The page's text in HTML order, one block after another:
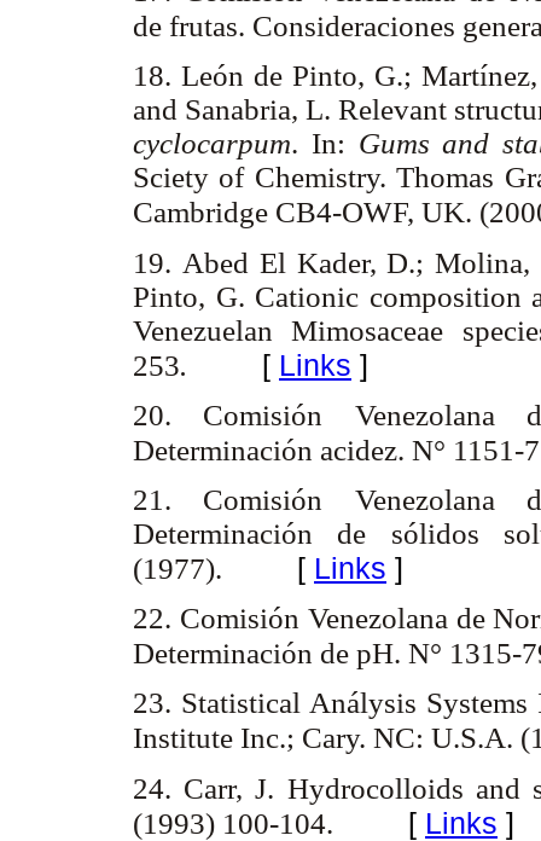
de frutas. Consideraciones
18. León de Pinto, G.;
and Sanabria, L. Relevant
cyclocarpum. In: Gums and
Sciety of Chemistry. Thomas
Cambridge CB4-OWF, UK.
19. Abed El Kader, D.;
Pinto, G. Cationic composition
Venezuelan Mimosaceae
253. [ Links ]
20. Comisión Venezolana
Determinación acidez. N° 1151-
21. Comisión Venezolana
Determinación de sólidos
(1977).
[ Links ]
22. Comisión Venezolana de
Determinación de pH. N° 1315-
23. Statistical Análysis
Institute Inc.; Cary. NC: U.S.A.
24. Carr, J. Hydrocolloids and
(1993) 100-104.
[ Links ]